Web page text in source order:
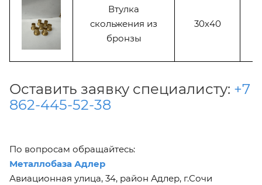
Втулка
скольжения из
бронзы
30х40
Оставить заявку специалисту: +7
862-445-52-38
По вопросам обращайтесь:
Металлобаза Адлер
Авиационная улица, 34, район Адлер, г.Сочи